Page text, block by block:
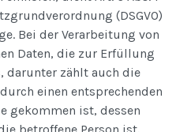
(DSGVO)
Bei der Verarbeitung von
Daten, die zur Erfüllung
darunter zählt auch die
einen entsprechenden
gekommen ist, dessen